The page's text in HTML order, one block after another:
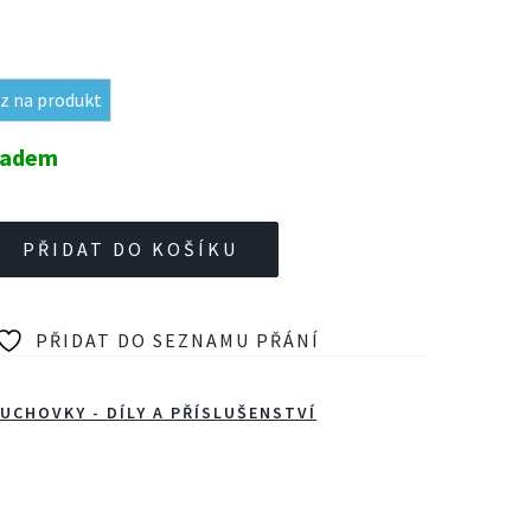
na produkt
PŘIDAT DO KOŠÍKU
PŘIDAT DO SEZNAMU PŘÁNÍ
- DÍLY A PŘÍSLUŠENSTVÍ